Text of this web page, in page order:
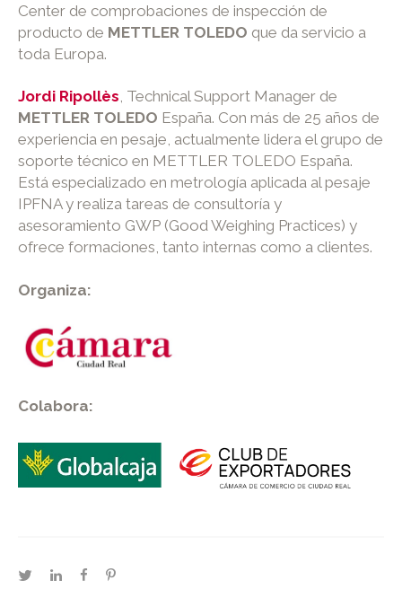
Center de comprobaciones de inspección de
producto de METTLER TOLEDO que da servicio a
toda Europa.
Jordi Ripollès, Technical Support Manager de
METTLER TOLEDO España. Con más de 25 años de
experiencia en pesaje, actualmente lidera el grupo de
soporte técnico en METTLER TOLEDO España.
Está especializado en metrología aplicada al pesaje
IPFNA y realiza tareas de consultoría y
asesoramiento GWP (Good Weighing Practices) y
ofrece formaciones, tanto internas como a clientes.
Organiza:
Colabora:
twitterlinkedinfacebookpinterest